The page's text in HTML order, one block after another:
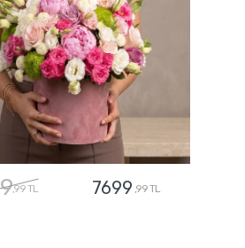
,99 TL 7699 ,99 TL